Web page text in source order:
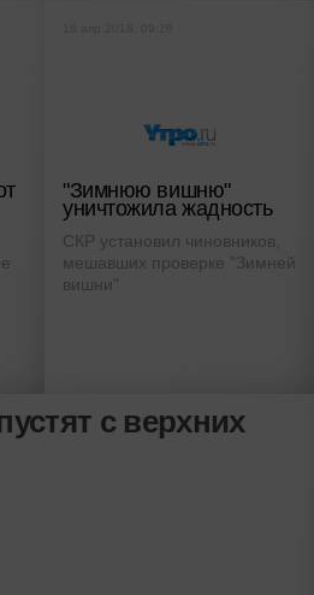
"Зимнюю вишню"
уничтожила жадность
СКР установил чиновников,
мешавших проверке "Зимней
вишни"
с верхних